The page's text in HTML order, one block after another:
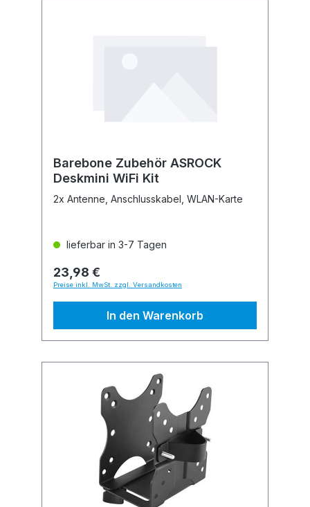
Barebone Zubehör ASROCK
Deskmini WiFi Kit
2x Antenne, Anschlusskabel, WLAN-Karte
lieferbar in 3-7 Tagen
23,98 €
Preise inkl. MwSt. zzgl. Versandkosten
In den Warenkorb